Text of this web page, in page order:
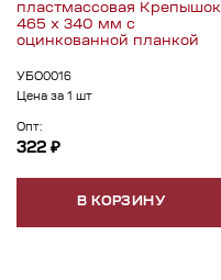
пластмассовая Крепышок
465 х 340 мм с
оцинкованной планкой
УБО0016
Цена за 1 шт
Опт:
322 ₽
В КОРЗИНУ